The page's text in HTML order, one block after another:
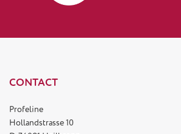
CONTACT
Profeline
Hollandstrasse 10